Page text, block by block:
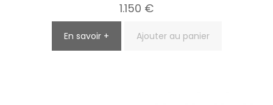
1.150 €
En savoir + Ajouter au panier